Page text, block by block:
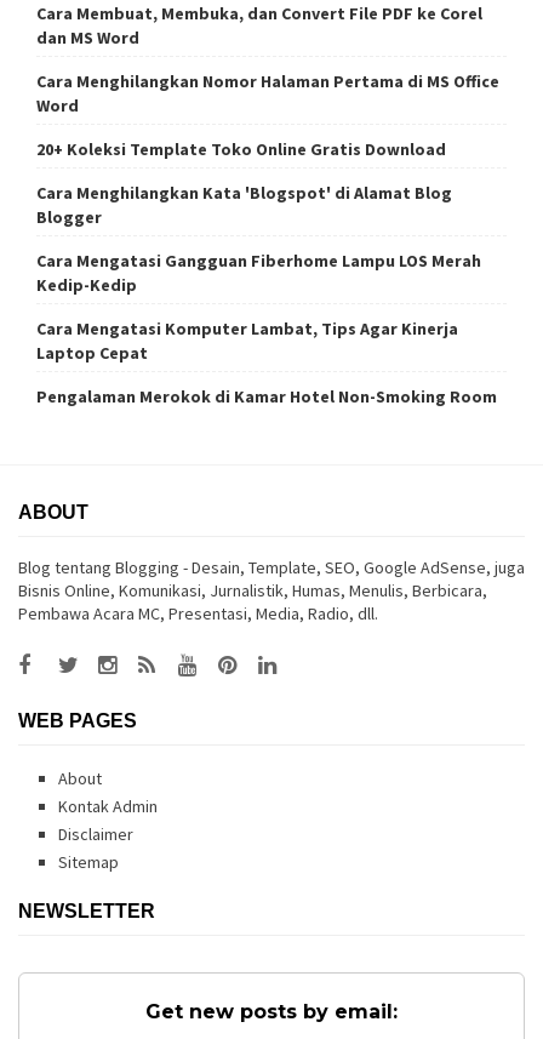
Cara Membuat, Membuka, dan Convert File PDF ke Corel
dan MS Word
Cara Menghilangkan Nomor Halaman Pertama di MS Office
Word
20+ Koleksi Template Toko Online Gratis Download
Cara Menghilangkan Kata 'Blogspot' di Alamat Blog
Blogger
Cara Mengatasi Gangguan Fiberhome Lampu LOS Merah
Kedip-Kedip
Cara Mengatasi Komputer Lambat, Tips Agar Kinerja
Laptop Cepat
Pengalaman Merokok di Kamar Hotel Non-Smoking Room
ABOUT
Blog tentang Blogging - Desain, Template, SEO, Google AdSense, juga
Bisnis Online, Komunikasi, Jurnalistik, Humas, Menulis, Berbicara,
Pembawa Acara MC, Presentasi, Media, Radio, dll.
WEB PAGES
About
Kontak Admin
Disclaimer
Sitemap
NEWSLETTER
Get new posts by email: